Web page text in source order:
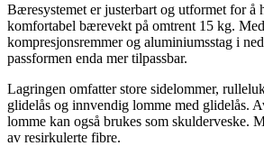
Bæresystemet er justerbart og utformet for å
komfortabel bærevekt på omtrent 15 kg.
kompresjonsremmer og aluminiumsstag i
passformen enda mer tilpassbar.
Lagringen omfatter store sidelommer, rull
glidelås og innvendig lomme med glidelås.
lomme kan også brukes som skulderveske.
av resirkulerte fibre.